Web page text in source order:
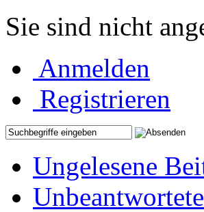
Sie sind nicht
Anmelden
Registrieren
Ungelesene